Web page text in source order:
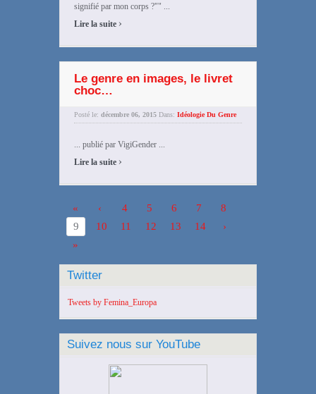
signifié par mon corps ?"" ...
Lire la suite ›
Le genre en images, le livret
choc…
Posté le: décembre 06, 2015 Dans: Idéologie Du Genre
... publié par VigiGender ...
Lire la suite ›
« ‹ 4 5 6 7
8
9
10 11 12 13 14
›
»
Twitter
Tweets by Femina_Europa
Suivez nous sur YouTube